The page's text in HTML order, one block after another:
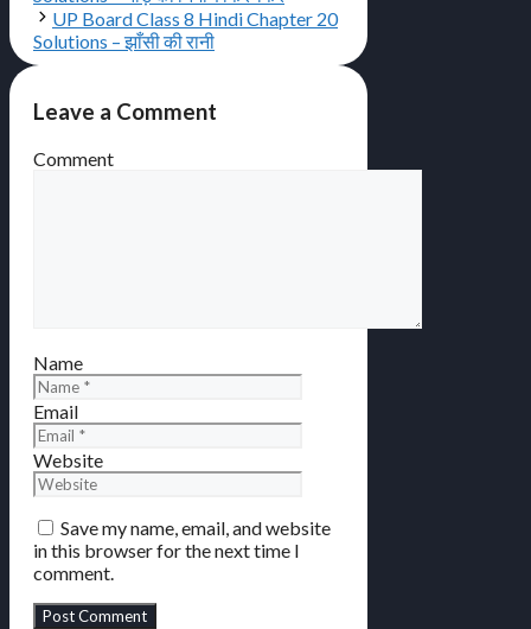
UP Board Class 8 Hindi Chapter 20
Solutions – झाँसी की रानी
Leave a Comment
Comment
Name
Email
Website
Save my name, email, and website
in this browser for the next time I
comment.